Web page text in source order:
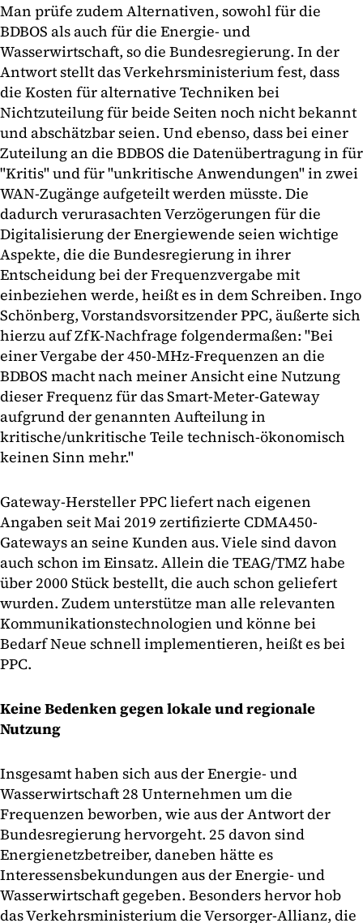
Man prüfe zudem Alternativen, sowohl für die
BDBOS als auch für die Energie- und
Wasserwirtschaft, so die Bundesregierung. In der
Antwort stellt das Verkehrsministerium fest, dass
die Kosten für alternative Techniken bei
Nichtzuteilung für beide Seiten noch nicht bekannt
und abschätzbar seien. Und ebenso, dass bei einer
Zuteilung an die BDBOS die Datenübertragung in für
"Kritis" und für "unkritische Anwendungen" in zwei
WAN-Zugänge aufgeteilt werden müsste. Die
dadurch verurasachten Verzögerungen für die
Digitalisierung der Energiewende seien wichtige
Aspekte, die die Bundesregierung in ihrer
Entscheidung bei der Frequenzvergabe mit
einbeziehen werde, heißt es in dem Schreiben. Ingo
Schönberg, Vorstandsvorsitzender PPC, äußerte sich
hierzu auf ZfK-Nachfrage folgendermaßen: "Bei
einer Vergabe der 450-MHz-Frequenzen an die
BDBOS macht nach meiner Ansicht eine Nutzung
dieser Frequenz für das Smart-Meter-Gateway
aufgrund der genannten Aufteilung in
kritische/unkritische Teile technisch-ökonomisch
keinen Sinn mehr."
Gateway-Hersteller PPC liefert nach eigenen
Angaben seit Mai 2019 zertifizierte CDMA450-
Gateways an seine Kunden aus. Viele sind davon
auch schon im Einsatz. Allein die TEAG/TMZ habe
über 2000 Stück bestellt, die auch schon geliefert
wurden. Zudem unterstütze man alle relevanten
Kommunikationstechnologien und könne bei
Bedarf Neue schnell implementieren, heißt es bei
PPC.
Keine Bedenken gegen lokale und regionale
Nutzung
Insgesamt haben sich aus der Energie- und
Wasserwirtschaft 28 Unternehmen um die
Frequenzen beworben, wie aus der Antwort der
Bundesregierung hervorgeht. 25 davon sind
Energienetzbetreiber, daneben hätte es
Interessensbekundungen aus der Energie- und
Wasserwirtschaft gegeben. Besonders hervor hob
das Verkehrsministerium die Versorger-Allianz, die